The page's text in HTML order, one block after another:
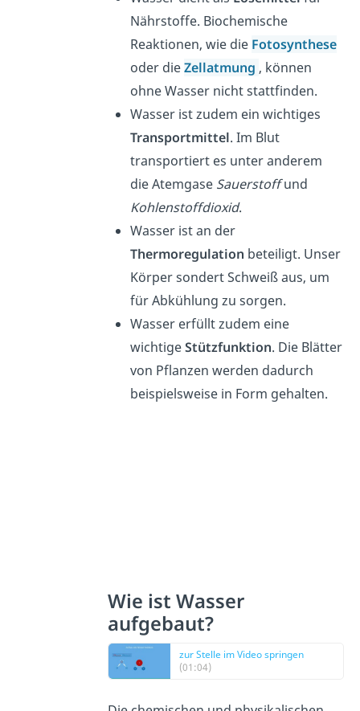
Nährstoffe. Biochemische
Reaktionen, wie die Fotosynthese
oder dieZellatmung , können
ohne Wasser nicht stattfinden.
Wasser ist zudem ein wichtiges
Transportmittel. Im Blut
transportiert es unter anderem
die Atemgase Sauerstoffund
Kohlenstoffdioxid.
Wasser ist an der
Thermoregulation beteiligt. Unser
Körper sondert Schweiß aus, um
für Abkühlung zu sorgen.
Wasser erfüllt zudem eine
wichtigeStützfunktion. Die Blätter
von Pflanzen werden dadurch
beispielsweise in Form gehalten.
Wie ist Wasser
aufgebaut?
zur Stelle im Video springen
(01:04)